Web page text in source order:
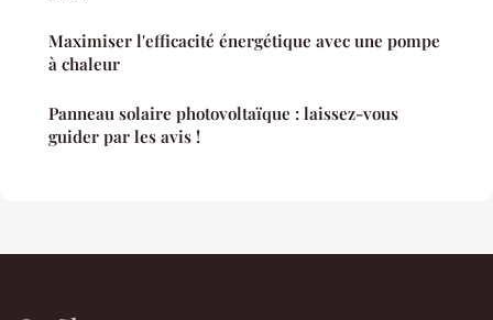
Maximiser l'efficacité énergétique avec une pompe
à chaleur
Panneau solaire photovoltaïque : laissez-vous
guider par les avis !